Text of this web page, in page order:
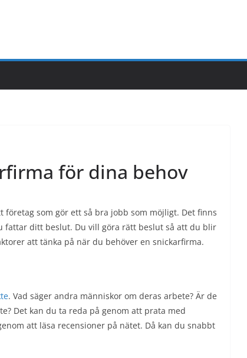
för dina behov
som gör ett så bra jobb som möjligt. Det finns
fattar ditt beslut. Du vill göra rätt beslut så att du blir
att tänka på när du behöver en snickarfirma.
. Vad säger andra människor om deras arbete? Är de
Det kan du ta reda på genom att prata med
att läsa recensioner på nätet. Då kan du snabbt